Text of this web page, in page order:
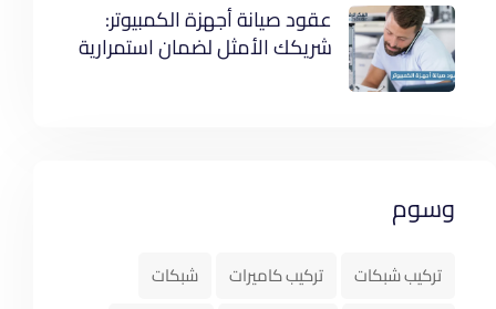
عقود صيانة أجهزة الكمبيوتر:
شريكك الأمثل لضمان استمرارية
وسوم
تركيب شبكات تركيب كاميرات
شبكات